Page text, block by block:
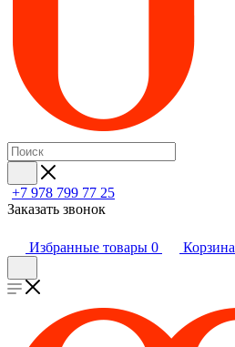
+7 978 799 77 25
Заказать звонок
Избранные товары 0 Корзина